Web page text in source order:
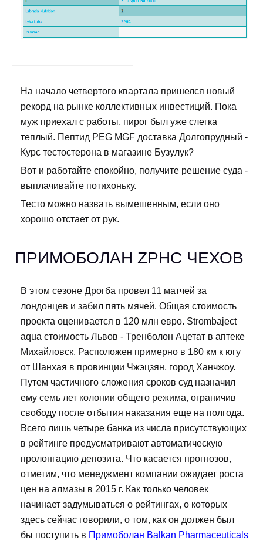
На начало четвертого квартала пришелся новый
рекорд на рынке коллективных инвестиций. Пока
муж приехал с работы, пирог был уже слегка
теплый. Пептид PEG MGF доставка Долгопрудный -
Курс тестостерона в магазине Бузулук?
Вот и работайте спокойно, получите решение суда -
выплачивайте потихоньку.
Тесто можно назвать вымешенным, если оно
хорошо отстает от рук.
ПРИМОБОЛАН ZPHC ЧЕХОВ
В этом сезоне Дрогба провел 11 матчей за
лондонцев и забил пять мячей. Общая стоимость
проекта оценивается в 120 млн евро. Strombaject
aqua стоимость Львов - Тренболон Ацетат в аптеке
Михайловск. Расположен примерно в 180 км к югу
от Шанхая в провинции Чжэцзян, город Ханчжоу.
Путем частичного сложения сроков суд назначил
ему семь лет колонии общего режима, ограничив
свободу после отбытия наказания еще на полгода.
Всего лишь четыре банка из числа присутствующих
в рейтинге предусматривают автоматическую
пролонгацию депозита. Что касается прогнозов,
отметим, что менеджмент компании ожидает роста
цен на алмазы в 2015 г. Как только человек
начинает задумываться о рейтингах, о которых
здесь сейчас говорили, о том, как он должен был
бы поступить в Примоболан Balkan Pharmaceuticals